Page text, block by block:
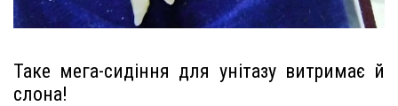
Таке мега-сидіння для унітазу витримає й
слона!